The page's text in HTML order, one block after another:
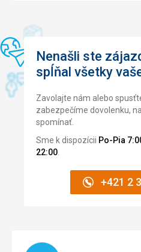
Okolie
Služby
Cena
Nenašli ste
spĺňal všetky
Zavolajte nám alebo
zabezpečíme dovolenku,
spomínať.
Sme k dispozícii Po-Pia
22:00.
+421 2
Načítam